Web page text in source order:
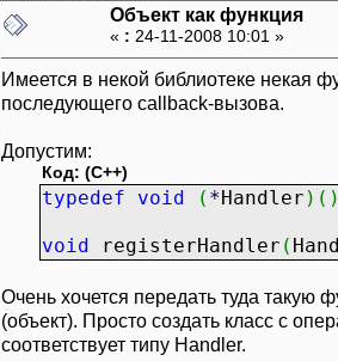
Объект как функция
« : 24-11-2008 10:01 »
Имеется в некой библиотеке некая
последующего callback-вызова.
Допустим:
Код: (C++)
typedef void ( *Handler ) (
void registerHandler (
Очень хочется передать туда такую
(объект). Просто создать класс с
соответствует типу Handler.